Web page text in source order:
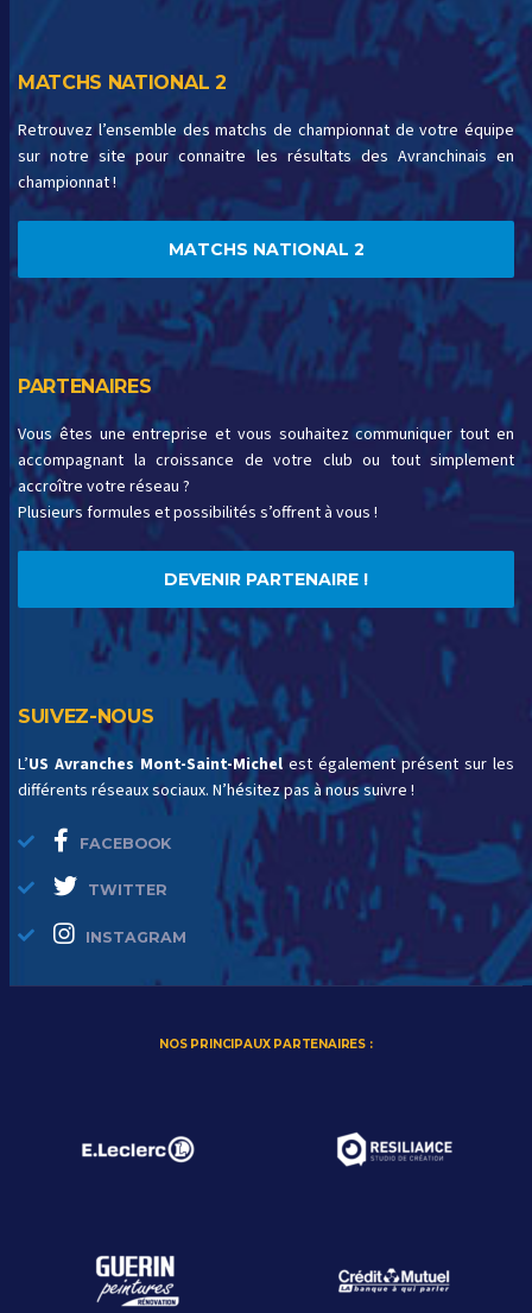
MATCHS NATIONAL 2
Retrouvez l’ensemble des matchs de championnat de votre équipe
sur notre site pour connaitre les résultats des Avranchinais en
championnat !
MATCHS NATIONAL 2
PARTENAIRES
Vous êtes une entreprise et vous souhaitez communiquer tout en
accompagnant la croissance de votre club ou tout simplement
accroître votre réseau ?
Plusieurs formules et possibilités s’offrent à vous !
DEVENIR PARTENAIRE !
SUIVEZ-NOUS
L’US Avranches Mont-Saint-Michel est également présent sur les
différents réseaux sociaux. N’hésitez pas à nous suivre !
FACEBOOK
TWITTER
INSTAGRAM
NOS PRINCIPAUX PARTENAIRES :